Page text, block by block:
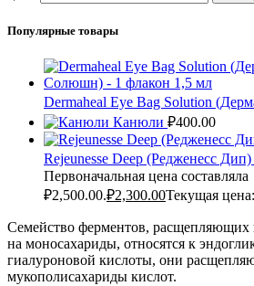
Популярные товары
Dermaheal Eye Bag Solution
Канюли ₽400.00
Rejeunesse Deep (Редженесс
Первоначальная цена составляла
₽2,500.00.₽2,300.00Текущая
Семейство ферментов, расщепляющих
на моносахариды, относятся к
гиалуроновой кислоты, они
мукополисахариды кислот.